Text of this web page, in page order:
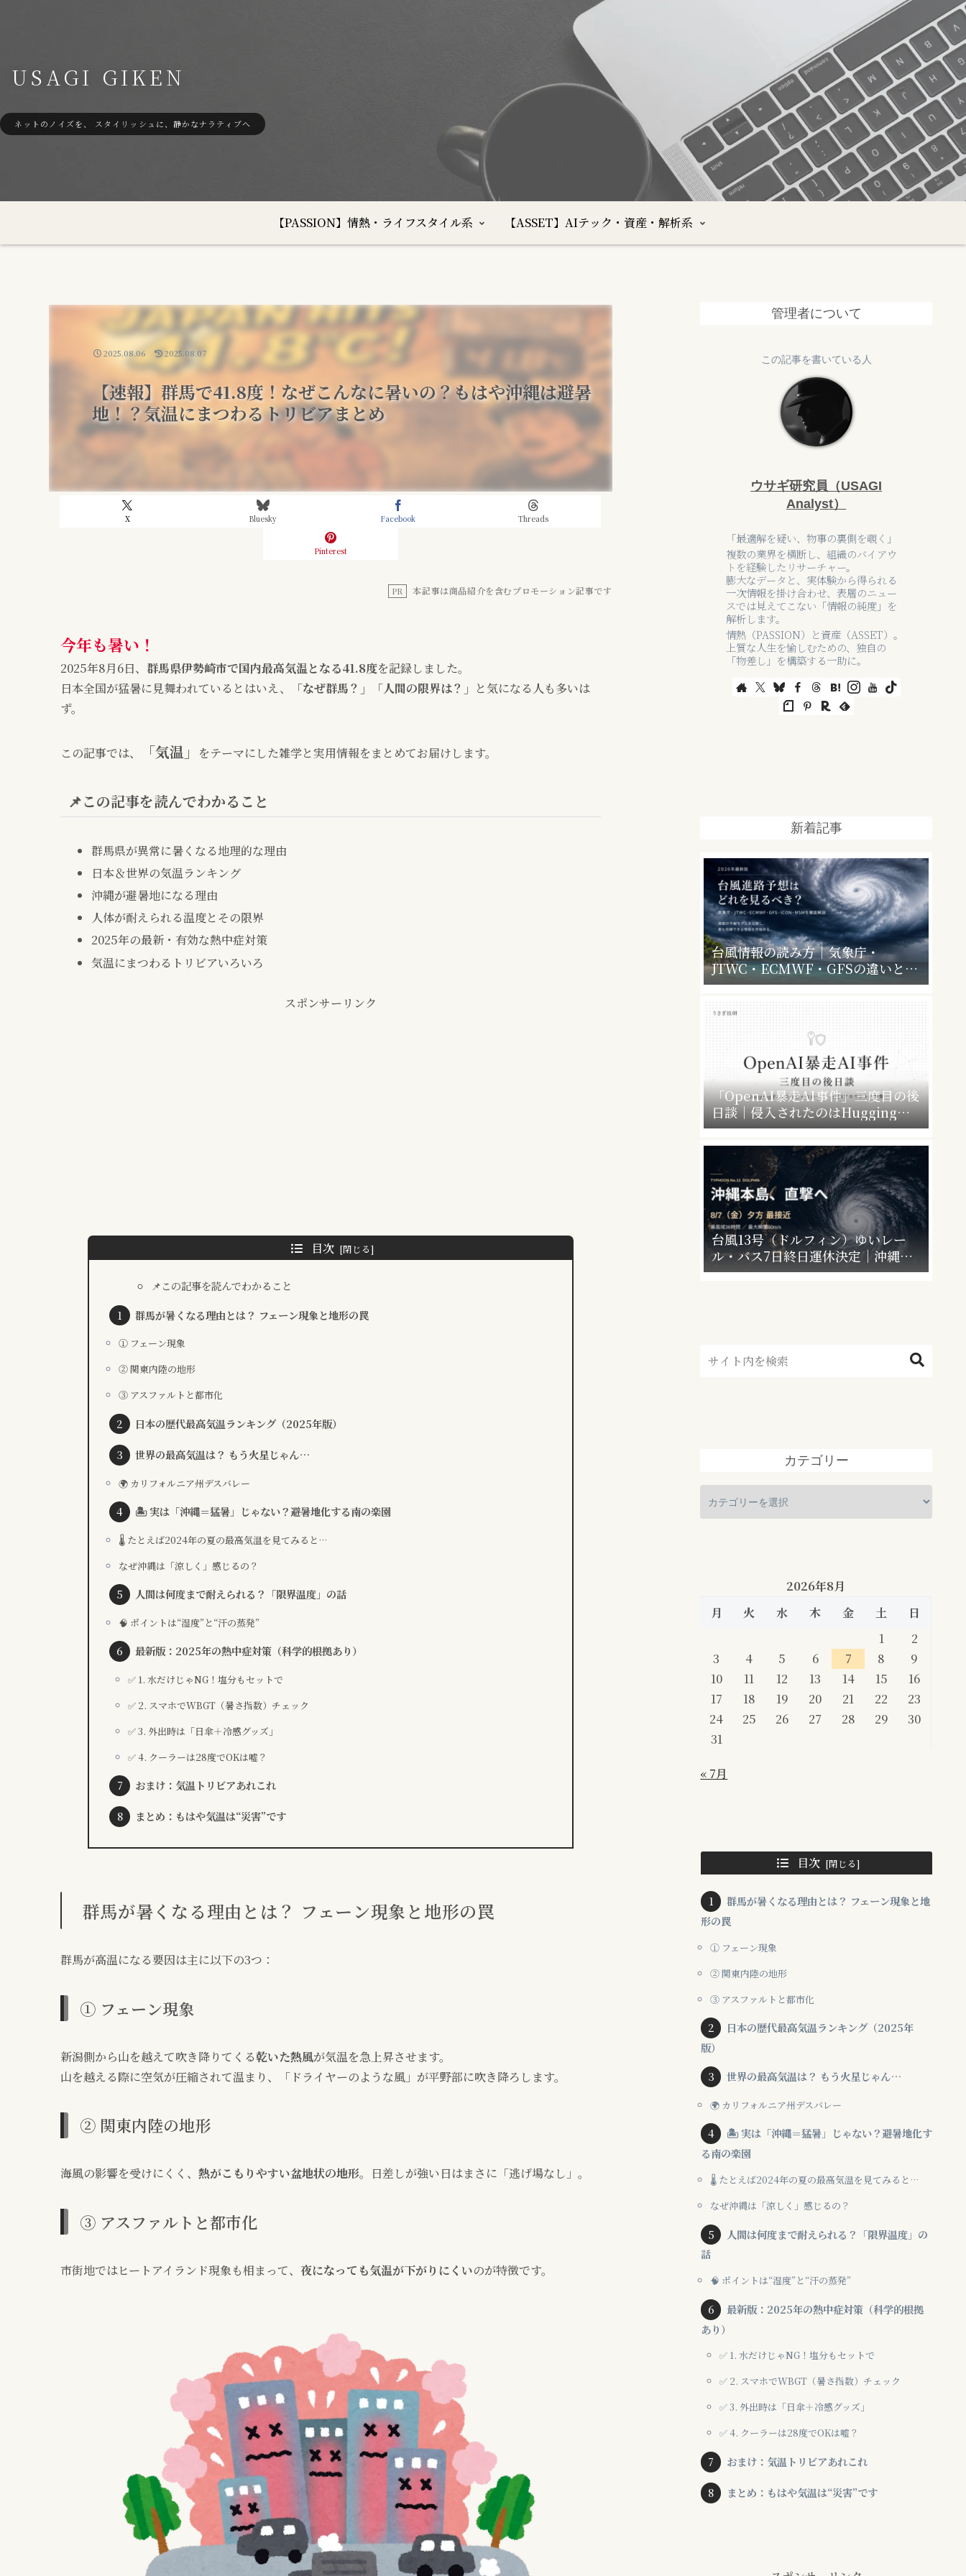
USAGI GIKEN
ネットのノイズを、 スタイリッシュに、静かなナラティブへ
【PASSION】情熱・ライフスタイル系 【ASSET】AIテック・資産・解析系
【速報】群馬で41.8度！なぜこんなに暑いの？もはや沖縄は避暑
地！？気温にまつわるトリビアまとめ
X Bluesky Facebook Threads
Pinterest
2025.08.06 2025.08.07
PR 本記事は商品紹介を含むプロモーション記事です
今年も暑い！
2025年8月6日、 群馬県伊勢崎市で国内最高気温となる41.8度を記録しました。
日本全国が猛暑に見舞われているとはいえ、
「なぜ群馬？」「人間の限界は？」 と気になる人も多いは
ず。
この記事では、 「気温」 をテーマにした雑学と実用情報をまとめてお届けします。
📌この記事を読んでわかること
群馬県が異常に暑くなる地理的な理由
日本＆世界の気温ランキング
沖縄が避暑地になる理由
人体が耐えられる温度とその限界
2025年の最新・有効な熱中症対策
気温にまつわるトリビアいろいろ
スポンサーリンク
目次
📌この記事を読んでわかること
群馬が暑くなる理由とは？ フェーン現象と地形の罠
① フェーン現象
② 関東内陸の地形
③ アスファルトと都市化
日本の歴代最高気温ランキング（2025年版）
世界の最高気温は？ もう火星じゃん…
🌍 カリフォルニア州デスバレー
🏝 実は「沖縄＝猛暑」じゃない？避暑地化する南の楽園
🌡 たとえば2024年の夏の最高気温を見てみると…
なぜ沖縄は「涼しく」感じるの？
人間は何度まで耐えられる？「限界温度」の話
🧠 ポイントは“湿度”と“汗の蒸発”
最新版：2025年の熱中症対策（科学的根拠あり）
✅ 1. 水だけじゃNG！塩分もセットで
✅ 2. スマホでWBGT（暑さ指数）チェック
✅ 3. 外出時は「日傘＋冷感グッズ」
✅ 4. クーラーは28度でOKは嘘？
おまけ：気温トリビアあれこれ
まとめ：もはや気温は“災害”です
群馬が暑くなる理由とは？ フェーン現象と地形の罠
群馬が高温になる要因は主に以下の3つ：
① フェーン現象
新潟側から山を越えて吹き降りてくる乾いた熱風が気温を急上昇させます。
山を越える際に空気が圧縮されて温まり、「ドライヤーのような風」が平野部に吹き降ろします。
② 関東内陸の地形
海風の影響を受けにくく、 熱がこもりやすい盆地状の地形。日差しが強い日はまさに「逃げ場なし」。
③ アスファルトと都市化
市街地ではヒートアイランド現象も相まって、 夜になっても気温が下がりにくいのが特徴です。
管理者について
この記事を書いている人
ウサギ研究員（USAGI
Analyst）
「最適解を疑い、物事の裏側を覗く」
複数の業界を横断し、組織のバイアウ
トを経験したリサーチャー。
膨大なデータと、実体験から得られる
一次情報を掛け合わせ、表層のニュー
スでは見えてこない「情報の純度」を
解析します。
情熱（PASSION）と資産（ASSET）。
上質な人生を愉しむための、独自の
「物差し」を構築する一助に。
新着記事
台風情報の読み方｜気象庁・
JTWC・ECMWF・GFSの違いと、
暴風警報で会社・学校はどうなるか
「OpenAI暴走AI事件」三度目の後
日談｜侵入されたのはHugging
Faceだけじゃなかった”4社4アカウ
ント”の衝撃
台風13号（ドルフィン）ゆいレー
ル・バス7日終日運休決定｜沖縄本
島の暴風域はいつまで？休業情報ま
カテゴリー
2026年8月
月
火 水 木 金 土
日
1
2
3
4 5 6 7 8
9
10
11 12 13 14 15
16
17
18 19 20 21 22
23
24
25 26 27 28 29
30
31
« 7月
目次
群馬が暑くなる理由とは？ フェーン現象と地
形の罠
① フェーン現象
② 関東内陸の地形
③ アスファルトと都市化
日本の歴代最高気温ランキング（2025年
版）
世界の最高気温は？ もう火星じゃん…
🌍 カリフォルニア州デスバレー
🏝 実は「沖縄＝猛暑」じゃない？避暑地化す
る南の楽園
🌡 たとえば2024年の夏の最高気温を見てみると…
なぜ沖縄は「涼しく」感じるの？
人間は何度まで耐えられる？「限界温度」の
話
🧠 ポイントは“湿度”と“汗の蒸発”
最新版：2025年の熱中症対策（科学的根拠
あり）
✅ 1. 水だけじゃNG！塩分もセットで
✅ 2. スマホでWBGT（暑さ指数）チェック
✅ 3. 外出時は「日傘＋冷感グッズ」
✅ 4. クーラーは28度でOKは嘘？
おまけ：気温トリビアあれこれ
まとめ：もはや気温は“災害”です